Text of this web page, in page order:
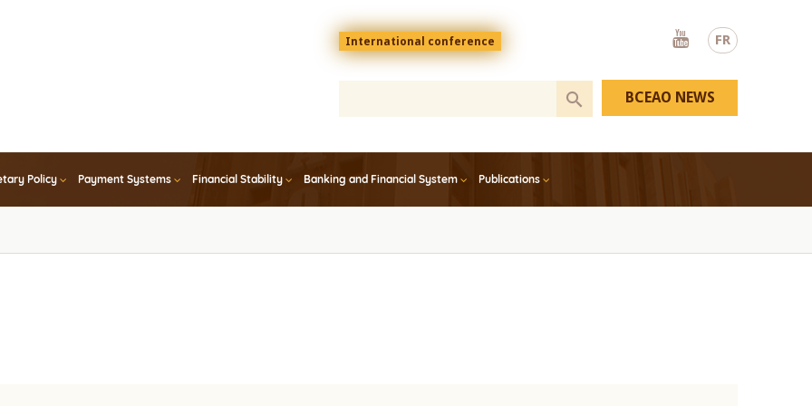
FR
Menu
top
En
International conference
Youtube
Policy Payment Systems Financial Stability Banking and Financial System Publications
BCEAO NEWS